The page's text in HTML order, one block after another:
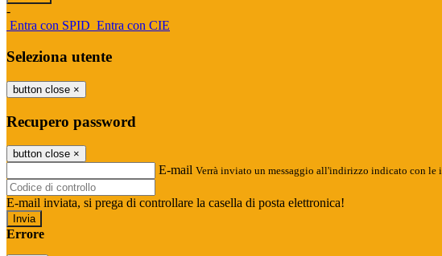
-
Entra con SPID Entra con CIE
Seleziona utente
button close ×
Recupero password
button close ×
E-mail Verrà inviato un messaggio all'indirizzo indicato con le
E-mail inviata, si prega di controllare la casella di posta elettronica!
Errore